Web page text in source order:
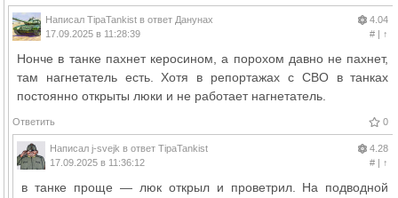
Написал TipaTankist в ответ Данунах
17.09.2025 в 11:28:39
4.04
#| ↑
Нонче в танке пахнет керосином, а порохом давно не пахнет,
там нагнетатель есть. Хотя в репортажах с СВО в танках
постоянно открыты люки и не работает нагнетатель.
Ответить 0
Написал j-svejk в ответ TipaTankist
17.09.2025 в 11:36:12
4.28
#| ↑
в танке проще — люк открыл и проветрил. На подводной